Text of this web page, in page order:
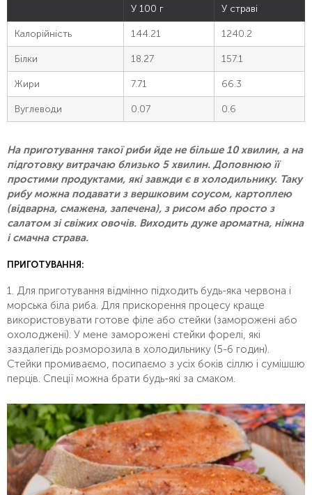
У 100 г У страві
Калорійність 144.21 1240.2
Білки 18.27 157.1
Жири 7.71 66.3
Вуглеводи 0.07 0.6
На приготування такої риби йде не більше 10 хвилин, а на
підготовку витрачаю близько 5 хвилин. Доповнюю її
простими продуктами, які завжди є в холодильнику. Таку
рибу можна подавати з вершковим соусом, картоплею
(відварна, смажена, запечена), з рисом або просто з
салатом зі свіжих овочів. Виходить дуже ароматна, ніжна
і смачна страва.
ПРИГОТУВАННЯ:
1. Для приготування відмінно підходить будь-яка червона і
морська біла риба. Для прискорення процесу краще
використовувати готове філе або стейки (заморожені або
охолоджені). У мене заморожені стейки форелі, які
заздалегідь розморозила в холодильнику (5-6 годин).
Стейки промиваємо, посипаємо з усіх боків сіллю і сумішшю
перців. Спеції можна брати будь-які за смаком.